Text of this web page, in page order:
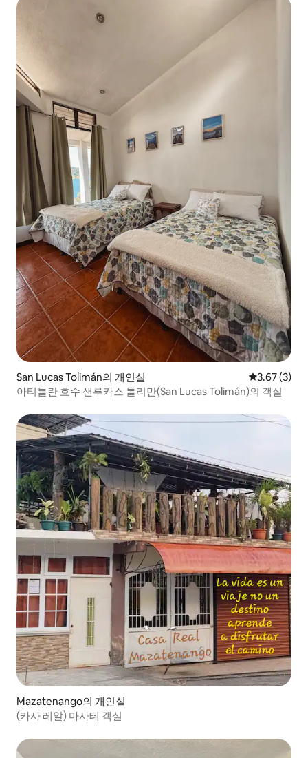
San Lucas Tolimán의 개인실 평점 3.67점
3.67 (3)
아티틀란 호수 샌루카스 톨리만(San Lucas Tolimán)의 객실
Mazatenango의 개인실
(카사 레알) 마사테 객실